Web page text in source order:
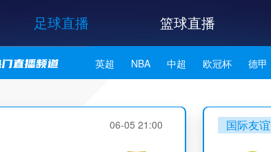
足球直播 篮球直播
英超 NBA 中超 欧冠杯 德甲
06-05 21:00 国际友谊